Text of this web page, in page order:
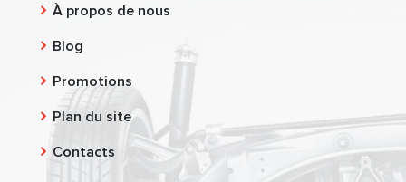
À propos de nous
Blog
Promotions
Plan du site
Contacts